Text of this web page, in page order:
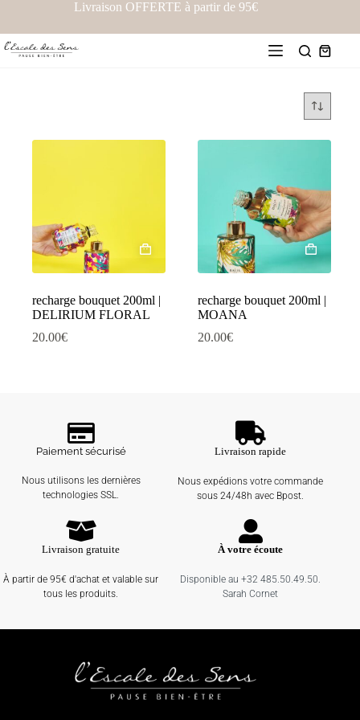
Livraison OFFERTE à partir de 95€
recharge bouquet 200ml |
DELIRIUM FLORAL
20.00€
recharge bouquet 200ml |
MOANA
20.00€
Paiement sécurisé
Nous utilisons les dernières
technologies SSL.
Livraison rapide
Nous expédions votre commande
sous 24/48h avec Bpost.
Livraison gratuite
À partir de 95€ d'achat et valable sur
tous les produits.
À votre écoute
Disponible au +32 485.50.49.50.
Sarah Cornet